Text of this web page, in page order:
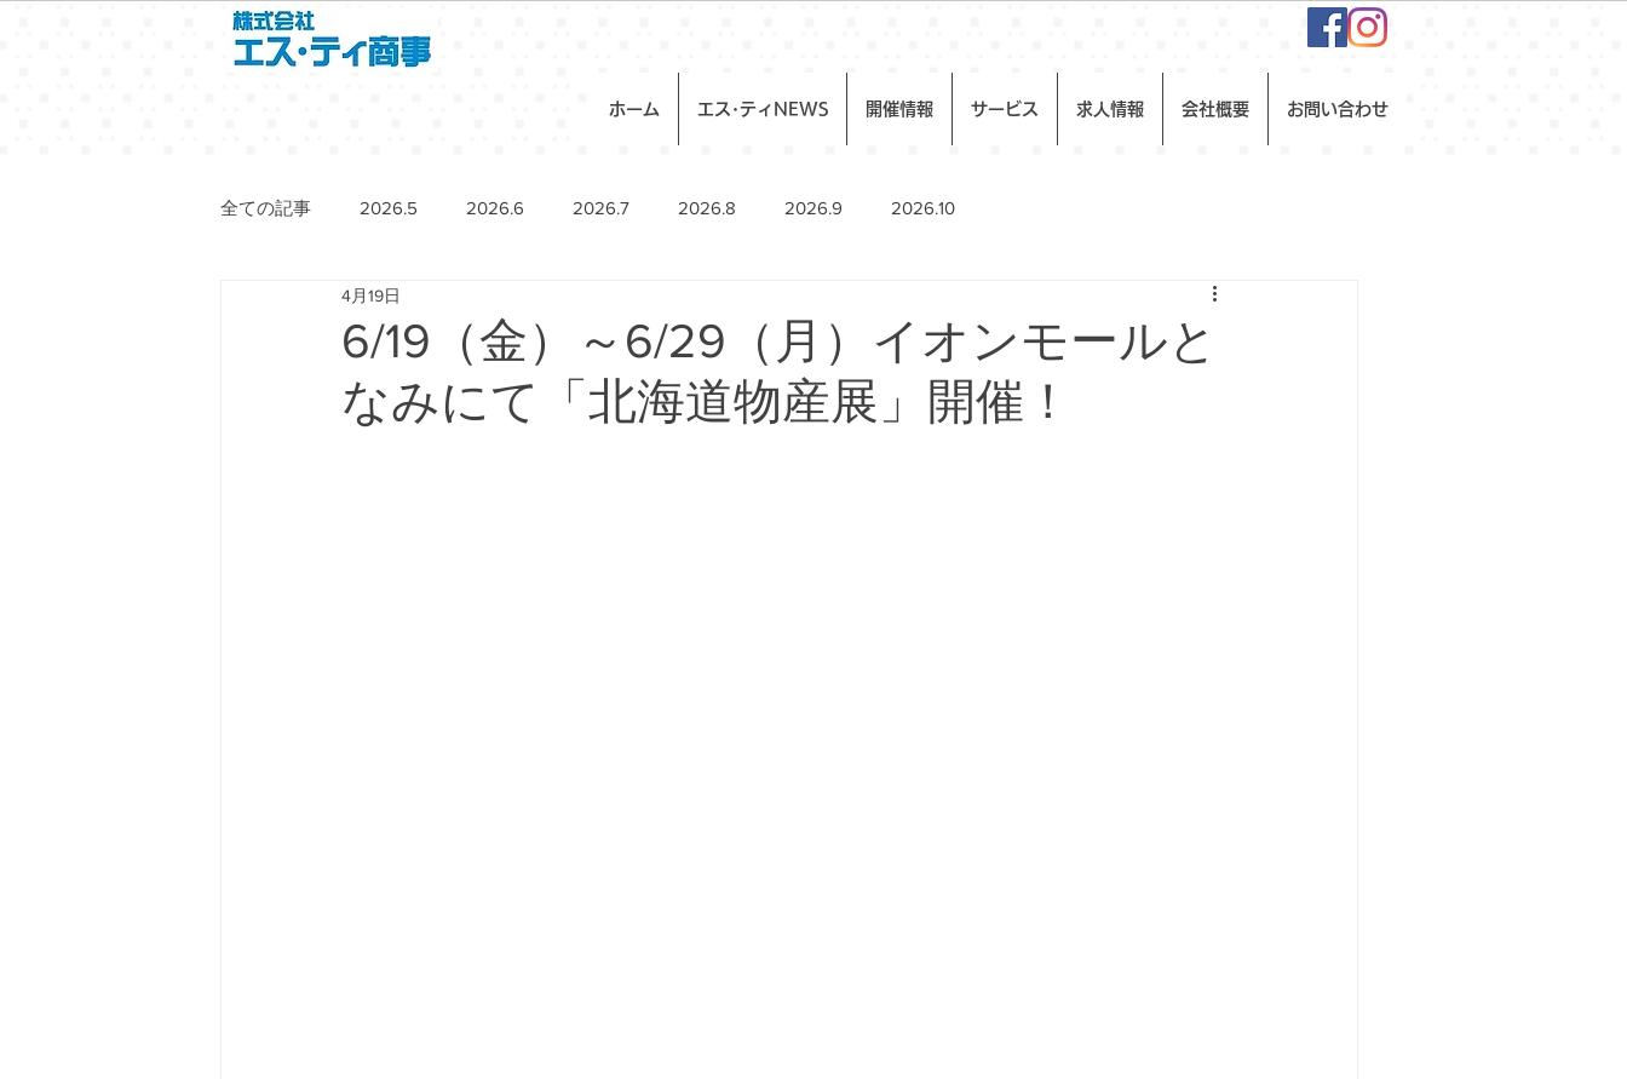
ホーム エス･ティNEWS 開催情報 サービス 求人情報 会社概要 お問い合わせ
全ての記事 2026.5 2026.6 2026.7 2026.8 2026.9 2026.10
6/19（金）～6/29（月）イオンモールと
なみにて「北海道物産展」開催！
4月19日